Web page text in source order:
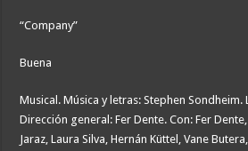
“Company”
Buena
Musical. Música y letras: Stephen
Dirección general: Fer Dente. Con: Fer
Jaraz, Laura Silva, Hernán Küttel, Vane